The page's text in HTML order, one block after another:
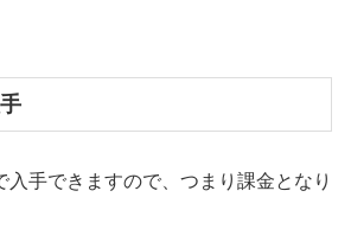
入手できますので、つまり課金となり